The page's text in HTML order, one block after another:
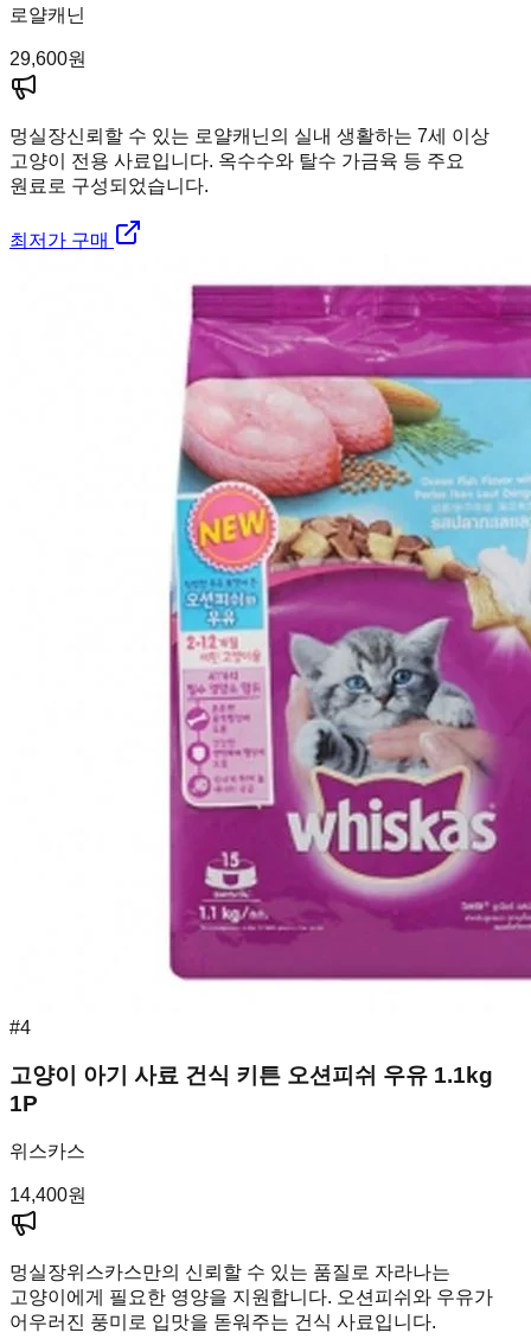
로얄캐닌
29,600원
멍실장신뢰할 수 있는 로얄캐닌의 실내 생활하는 7세 이상
고양이 전용 사료입니다. 옥수수와 탈수 가금육 등 주요
원료로 구성되었습니다.
최저가 구매
#4
고양이 아기 사료 건식 키튼 오션피쉬 우유 1.1kg
1P
위스카스
14,400원
멍실장위스카스만의 신뢰할 수 있는 품질로 자라나는
고양이에게 필요한 영양을 지원합니다. 오션피쉬와 우유가
어우러진 풍미로 입맛을 돋워주는 건식 사료입니다.